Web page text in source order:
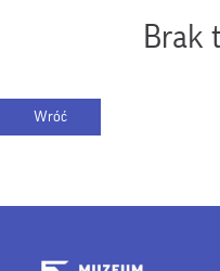
Brak